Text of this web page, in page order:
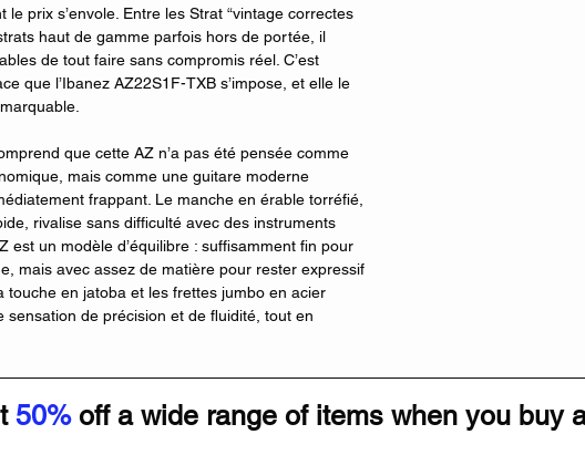
le prix s’envole. Entre les Strat “vintage correctes
haut de gamme parfois hors de portée, il
de tout faire sans compromis réel. C’est
que l’Ibanez AZ22S1F-TXB s’impose, et elle le
que cette AZ n’a pas été pensée comme
mais comme une guitare moderne
frappant. Le manche en érable torréfié,
rivalise sans difficulté avec des instruments
est un modèle d’équilibre : suffisamment fin pour
mais avec assez de matière pour rester expressif
touche en jatoba et les frettes jumbo en acier
sensation de précision et de fluidité, tout en
MIX9 transforme l’AZ22S1F en véritable
retrouve des sons clairs typés Strat, ouverts et
50%off a wide range of items when you buy